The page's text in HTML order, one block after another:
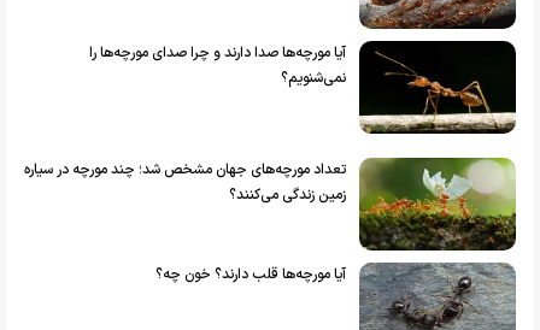
آیا مورچه‌ها صدا دارند و چرا صدای مورچه‌ها را
نمی‌شنویم؟
تعداد مورچه‌های جهان مشخص شد؛ چند مورچه در سیاره
زمین زندگی می‌کنند؟
آیا مورچه‌ها قلب دارند؟ خون چه؟